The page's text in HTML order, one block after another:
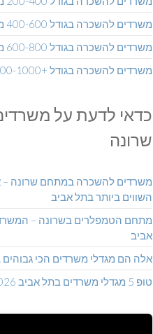
משרדים להשכרה בגודל 400-600 מ”ר
משרדים להשכרה בגודל 600-800 מ”ר
משרדים להשכרה בגודל +800-1000 מ”ר
כדאי לדעת על
שרונה
משרדים להשכרה במתחם שרונה –
השווים ביותר בתל אביב
מתחם הטמפלרים בשרונה –
אביב
אלה הם מגדלי משרדים הכי
טופ 5 מגדלי משרדים בתל אביב 2026